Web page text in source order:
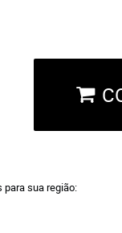
sua região: